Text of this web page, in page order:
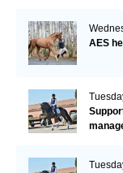
AES